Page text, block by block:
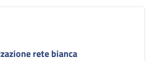
rete bianca